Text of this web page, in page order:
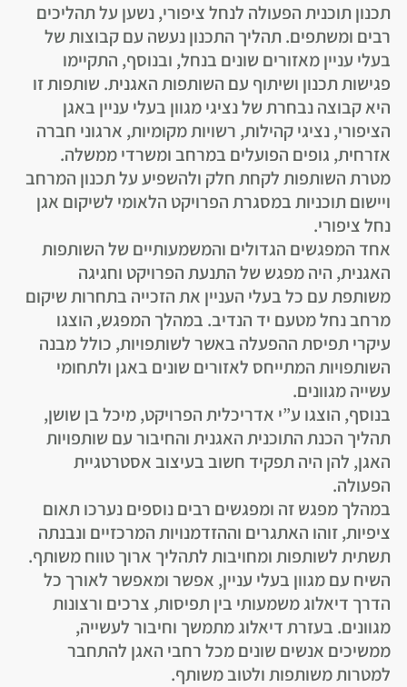
תכנון תוכנית הפעולה לנחל ציפורי, נשען על תהליכים
רבים ומשתפים. תהליך התכנון נעשה עם קבוצות של
בעלי עניין מאזורים שונים בנחל, ובנוסף, התקיימו
פגישות תכנון ושיתוף עם השותפות האגנית. שותפות זו
היא קבוצה נבחרת של נציגי מגוון בעלי עניין באגן
הציפורי, נציגי קהילות, רשויות מקומיות, ארגוני חברה
אזרחית, גופים הפועלים במרחב ומשרדי ממשלה.
מטרת השותפות לקחת חלק ולהשפיע על תכנון המרחב
ויישום תוכניות במסגרת הפרויקט הלאומי לשיקום אגן
נחל ציפורי.
אחד המפגשים הגדולים והמשמעותיים של השותפות
האגנית, היה מפגש של התנעת הפרויקט וחגיגה
משותפת עם כל בעלי העניין את הזכייה בתחרות שיקום
מרחב נחל מטעם יד הנדיב. במהלך המפגש, הוצגו
עיקרי תפיסת ההפעלה באשר לשותפויות, כולל מבנה
השותפויות המתייחס לאזורים שונים באגן ולתחומי
עשייה מגוונים.
בנוסף, הוצגו ע”י אדריכלית הפרויקט, מיכל בן שושן,
תהליך הכנת התוכנית האגנית והחיבור עם שותפויות
האגן, להן היה תפקיד חשוב בעיצוב אסטרטגיית
הפעולה.
במהלך מפגש זה ומפגשים רבים נוספים נערכו תאום
ציפיות, זוהו האתגרים וההזדמנויות המרכזיים ונבנתה
תשתית לשותפות ומחויבות לתהליך ארוך טווח משותף.
השיח עם מגוון בעלי עניין, אפשר ומאפשר לאורך כל
הדרך דיאלוג משמעותי בין תפיסות, צרכים ורצונות
מגוונים. בעזרת דיאלוג מתמשך וחיבור לעשייה,
ממשיכים אנשים שונים מכל רחבי האגן להתחבר
למטרות משותפות ולטוב משותף.